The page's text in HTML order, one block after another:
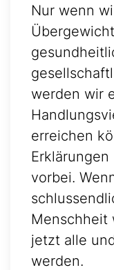
Nur wenn
werden wir
erreichen
vorbei.
Menschheit
jetzt alle
werden.